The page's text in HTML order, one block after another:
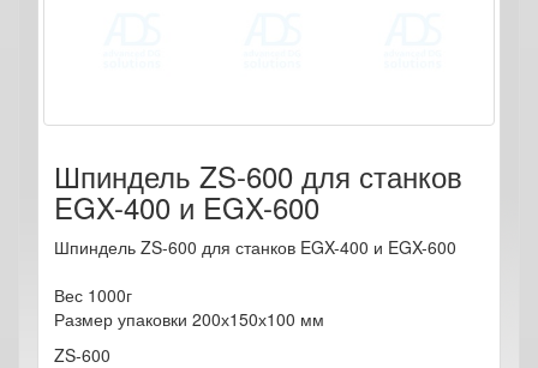
Шпиндель ZS-600 для станков
EGX-400 и EGX-600
Шпиндель ZS-600 для станков EGX-400 и EGX-600
Вес 1000г
Размер упаковки 200х150х100 мм
ZS-600